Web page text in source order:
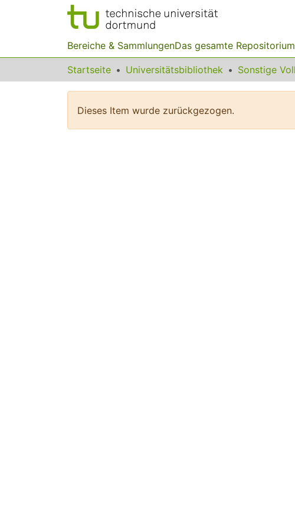
Bereiche & SammlungenDas gesamte Repositorium
Startseite Universitätsbibliothek
Dieses Item wurde zurückgezogen.